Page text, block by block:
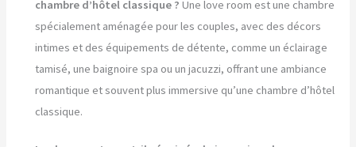
chambre d’hôtel classique ? Une love room est une chambre
spécialement aménagée pour les couples, avec des décors
intimes et des équipements de détente, comme un éclairage
tamisé, une baignoire spa ou un jacuzzi, offrant une ambiance
romantique et souvent plus immersive qu’une chambre d’hôtel
classique.